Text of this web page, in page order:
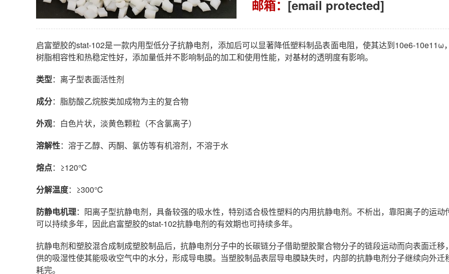
邮箱： [email protected]
启富塑胶的stat-102是一款内用型低分子抗静电剂，添加后可以显著降低塑料制品表面电阻，使其达到10e6-
树脂相容性和热稳定性好，添加量低并不影响制品的加工和使用性能，对基材的透明度有影响。
类型：离子型表面活性剂
成分：脂肪酸乙烷胺类加成物为主的复合物
外观：白色片状，淡黄色颗粒（不含氯离子）
溶解性：溶于乙醇、丙酮、氯仿等有机溶剂，不溶于水
熔点：≥120℃
分解温度：≥300℃
防静电机理：阳离子型抗静电剂，具备较强的吸水性，特别适合极性塑料的内用抗静电剂。不析出，靠阳离子的运
可以持续多年，因此启富塑胶的stat-102抗静电剂的有效期也可持续多年。
抗静电剂和塑胶混合成制成塑胶制品后，抗静电剂分子中的长碳链分子借助塑胶聚合物分子的链段运动而向表面迁
供的吸湿性使其能吸收空气中的水分，形成导电膜。当塑胶制品表层导电膜缺失时，内部的抗静电剂分子继续向外
耗完。